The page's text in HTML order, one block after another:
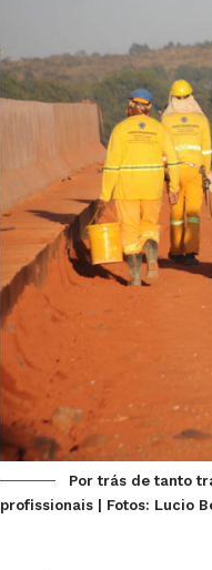
Por trás de tanto
profissionais | Fotos: Lucio